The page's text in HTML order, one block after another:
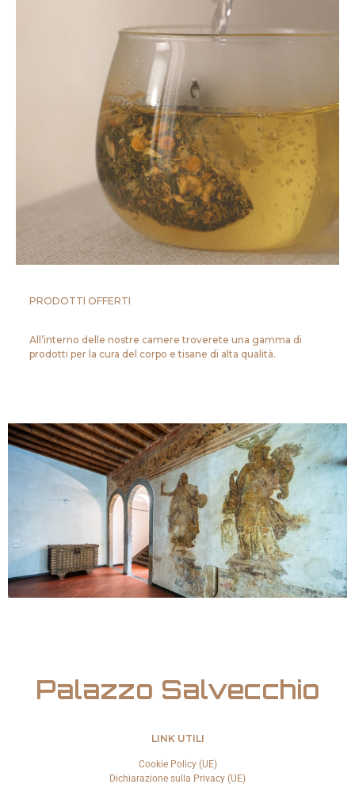
PRODOTTI OFFERTI
All’interno delle nostre camere troverete una gamma di
prodotti per la cura del corpo e tisane di alta qualità.
Palazzo Salvecchio
LINK UTILI
Cookie Policy (UE)
Dichiarazione sulla Privacy (UE)